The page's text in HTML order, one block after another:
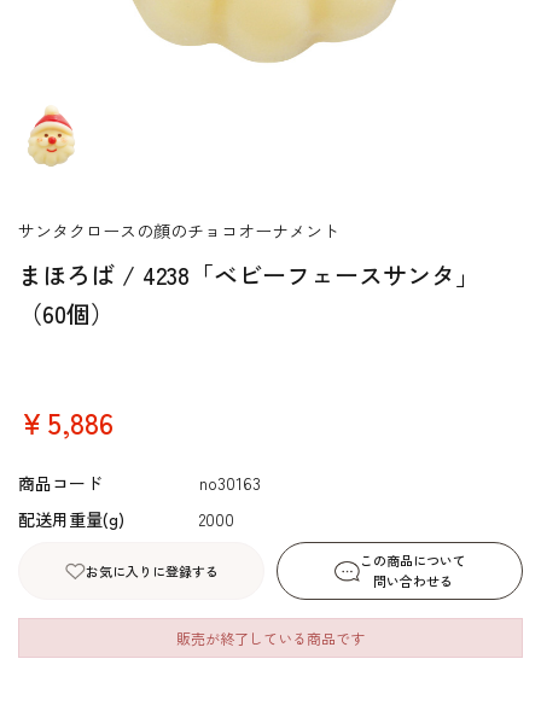
まほろば / 4238「ベビーフェースサンタ」
（60個）
サンタクロースの顔のチョコオーナメント
￥5,886
商品コード
no30163
配送用重量(g)
2000
お気に入りに登録する
この商品について
問い合わせる
販売が終了している商品です